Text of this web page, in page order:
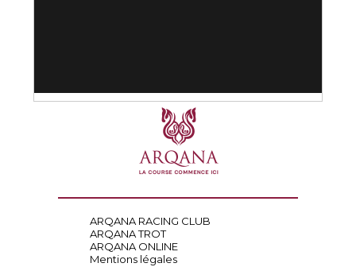
ARQANA RACING CLUB
ARQANA TROT
ARQANA ONLINE
Mentions légales